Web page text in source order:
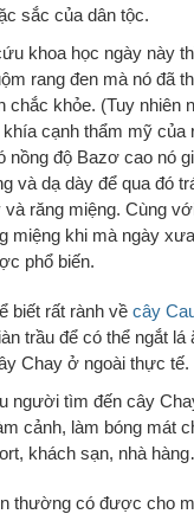
sắc của dân tộc.
khoa học ngày này
rang đen mà nó đã
chắc khỏe. (Tuy nhiên
cạnh thẩm mỹ của
nồng độ Bazơ cao nó
và dạ dày để qua đó
răng miệng. Cùng
miệng khi mà ngày
phổ biến.
biết rất rành về cây
trầu để có thể ngắt
Chay ở ngoài thực tế.
người tìm đến cây
cảnh, làm bóng mát
khách sạn, nhà
thường có được cho